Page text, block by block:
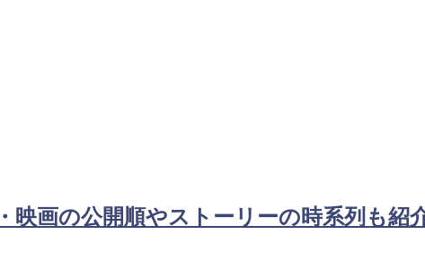
映画の公開順やストーリーの時系列も紹